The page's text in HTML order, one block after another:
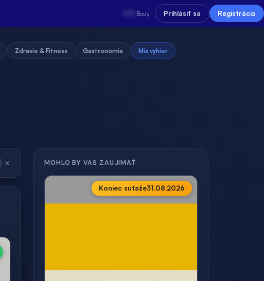
Body Prihlásiť sa Registrácia
Zdravie & Fitness Gastronómia Mix výhier
× MOHLO BY VÁS ZAUJÍMAŤ
Koniec súťaže31.08.2026